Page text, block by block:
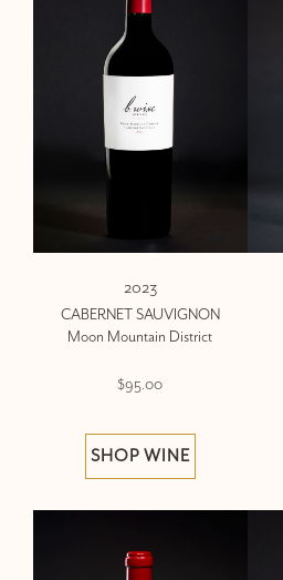
2023
CABERNET SAUVIGNON
Moon Mountain District
$95.00
SHOP WINE